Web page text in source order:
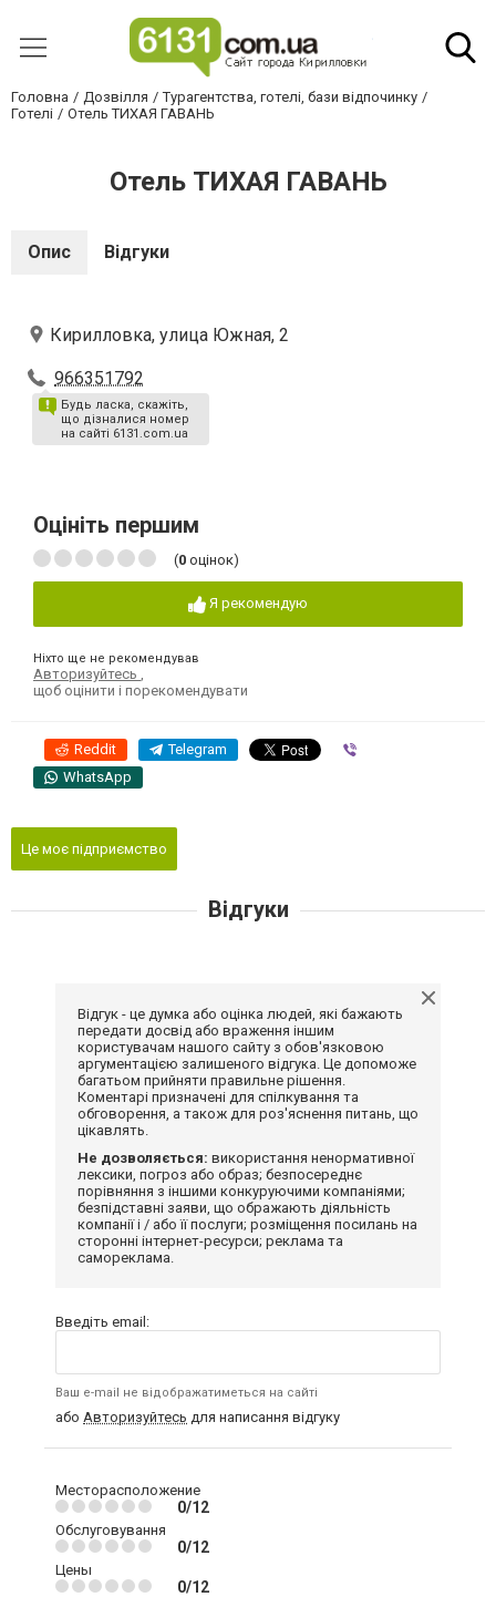
Головна Дозвілля
Турагентства, готелі, бази відпочинку
Готелі
Отель ТИХАЯ ГАВАНЬ
Отель ТИХАЯ ГАВАНЬ
Опис Відгуки
Кирилловка, улица Южная, 2
966351792
Будь ласка, скажіть,
що дізналися номер
на сайті 6131.com.ua
Оцініть першим
(0 оцінок)
Я рекомендую
Ніхто ще не рекомендував
Авторизуйтесь
щоб оцінити і порекомендувати
Reddit Telegram
WhatsApp
Це моє підприємство
Відгуки
Відгук - це думка або оцінка людей, які бажають
передати досвід або враження іншим
користувачам нашого сайту з обов'язковою
аргументацією залишеного відгука. Це допоможе
багатьом прийняти правильне рішення.
Коментарі призначені для спілкування та
обговорення, а також для роз'яснення питань, що
цікавлять.
Не дозволяється: використання ненормативної
лексики, погроз або образ; безпосереднє
порівняння з іншими конкуруючими компаніями;
безпідставні заяви, що ображають діяльність
компанії і / або її послуги; розміщення посилань на
сторонні інтернет-ресурси; реклама та
самореклама.
Введіть email:
Ваш e-mail не відображатиметься на сайті
або Авторизуйтесь для написання відгуку
Месторасположение
0/12
Обслуговування
0/12
Цены
0/12